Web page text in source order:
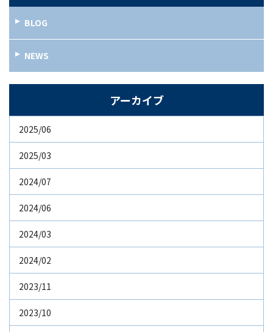
BLOG
NEWS
アーカイブ
2025/06
2025/03
2024/07
2024/06
2024/03
2024/02
2023/11
2023/10